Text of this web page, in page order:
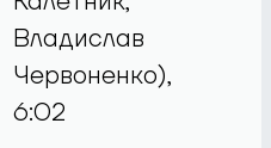
Владислав
Червоненко),
6:02